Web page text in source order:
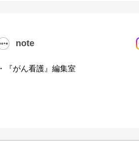
note
・『がん看護』編集室